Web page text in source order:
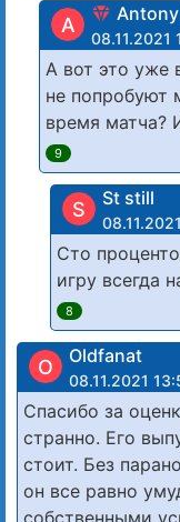
A
08.11.2021
А вот это уже
не попробуют
время матча?
9
S St still
Сто
игру всегда
8
O Oldfanat
08.11.2021
Спасибо за
странно. Его
стоит. Без
он все равно
собственными